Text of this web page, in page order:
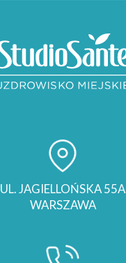
UL. JAGIELLOŃSKA 55A
WARSZAWA